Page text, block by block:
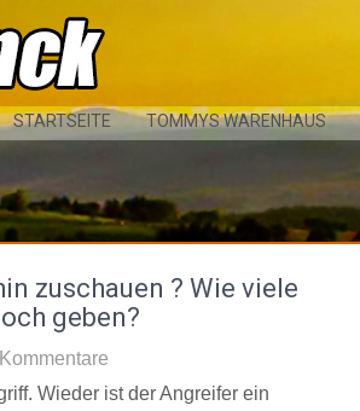
STARTSEITE TOMMYS WARENHAUS
zuschauen ? Wie viele
geben?
Wieder ist der Angreifer ein